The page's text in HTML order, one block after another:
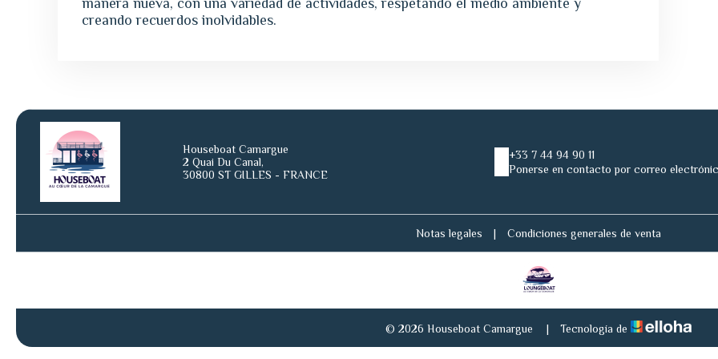
creando recuerdos inolvidables.
Houseboat Camargue
2 Quai Du Canal,
30800 ST GILLES - FRANCE
+33 7 44 94 90 11
Ponerse en contacto por correo
Notas legales | Condiciones generales de venta
© 2026 Houseboat Camargue | Tecnología de